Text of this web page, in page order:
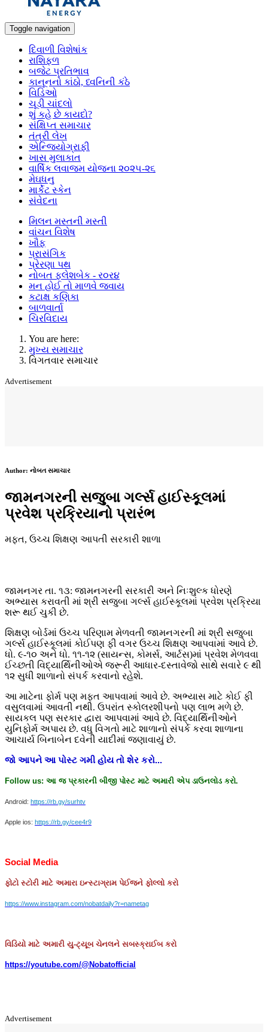
Toggle navigation
દિવાળી વિશેષાંક
રાશિફળ
બજેટ પ્રતિભાવ
કાનૂનનો કાંઠો, ધ્વનિની કંઠે
વિડિઓ
ચૂડી ચાંદલો
શું કહે છે કાયદો?
સંક્ષિપ્ત સમાચાર
તંત્રી લેખ
એન્જિયોગ્રાફી
ખાસ મુલાકાત
વાર્ષિક લવાજમ યોજના ૨૦૨૫-૨૬
મેઘધનુ
માર્કેટ સ્કેન
સંવેદના
મિલન મસ્તની મસ્તી
વાંચન વિશેષ
ખૌફ
પ્રાસંગિક
પ્રેરણા પથ
નોબત ફ્લેશબેક - ર૦ર૪
મન હોઈ તો માળવે જવાય
કટાક્ષ કણિકા
બાળવાર્તા
ચિરવિદાય
You are here:
મુખ્ય સમાચાર
વિગતવાર સમાચાર
Advertisement
Author: નોબત સમાચાર
જામનગરની સજુબા ગર્લ્સ હાઈસ્કૂલમાં
પ્રવેશ પ્રક્રિયાનો પ્રારંભ
મફત, ઉચ્ચ શિક્ષણ આપતી સરકારી શાળા
જામનગર તા. ૧૩: જામનગરની સરકારી અને નિઃશુલ્ક ધોરણે
અભ્યાસ કરાવતી માં શ્રી સજુબા ગર્લ્સ હાઈસ્કૂલમાં પ્રવેશ પ્રક્રિયા
શરૂ થઈ ચુકી છે.
શિક્ષણ બોર્ડમાં ઉચ્ચ પરિણામ મેળવતી જામનગરની માં શ્રી સજુબા
ગર્લ્સ હાઈસ્કૂલમાં કોઈપણ ફી વગર ઉચ્ચ શિક્ષણ આપવામાં આવે છે.
ધો. ૯-૧૦ અને ધો. ૧૧-૧૨ (સાયન્સ, કોમર્સ, આર્ટસ)માં પ્રવેશ મેળવવા
ઈચ્છતી વિદ્યાર્થિનીઓએ જરૂરી આધાર-દસ્તાવેજો સાથે સવારે ૯ થી
૧૨ સુધી શાળાનો સંપર્ક કરવાનો રહેશે.
આ માટેના ફોર્મ પણ મફત આપવામાં આવે છે. અભ્યાસ માટે કોઈ ફી
વસુલવામાં આવતી નથી. ઉપરાંત સ્કોલરશીપનો પણ લાભ મળે છે.
સાયકલ પણ સરકાર દ્વારા આપવામાં આવે છે. વિદ્યાર્થિનીઓને
યુનિફોર્મ અપાય છે. વધુ વિગતો માટે શાળાનો સંપર્ક કરવા શાળાના
આચાર્ય બિનાબેન દવેની યાદીમાં જણાવાયું છે.
જો આપને આ પોસ્ટ ગમી હોય તો શેર કરો...
Follow us: આ જ પ્રકારની બીજી પોસ્ટ માટે અમારી એપ ડાઉનલોડ કરો.
Android: https://rb.gy/surhtv
Apple ios: https://rb.gy/cee4r9
Social Media
ફોટો સ્ટોરી માટે અમારા ઇન્સ્ટાગ્રામ પેઈજને ફોલ્લો કરો
https://www.instagram.com/nobatdaily?r=nametag
વિડિયો માટે અમારી યુ-ટ્યૂબ ચેનલને સબસ્ક્રાઈબ કરો
https://youtube.com/@Nobatofficial
Advertisement